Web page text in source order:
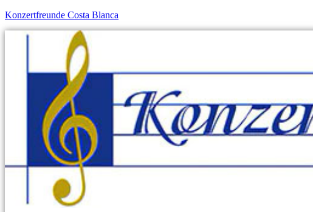
Konzertfreunde Costa Blanca